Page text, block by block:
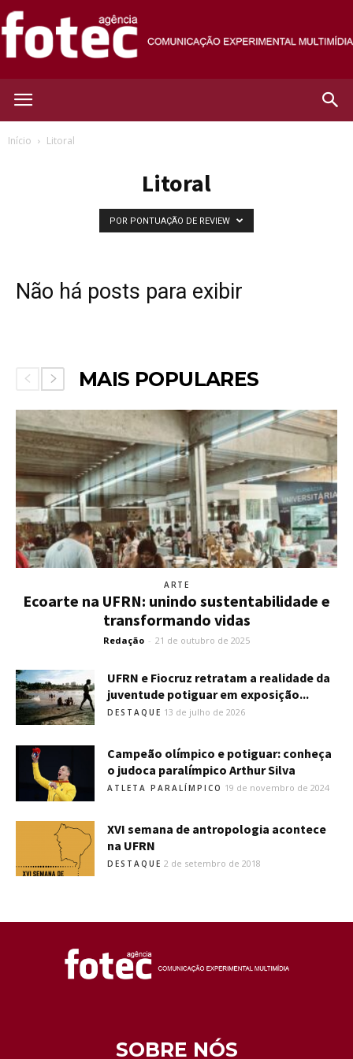
Fotec
Início Litoral
Litoral
POR PONTUAÇÃO DE REVIEW
Não há posts para exibir
MAIS POPULARES
ARTE
Ecoarte na UFRN: unindo sustentabilidade e
transformando vidas
Redação - 21 de outubro de 2025
UFRN e Fiocruz retratam a realidade da
juventude potiguar em exposição...
DESTAQUE 13 de julho de 2026
Campeão olímpico e potiguar: conheça
o judoca paralímpico Arthur Silva
ATLETA PARALÍMPICO 19 de novembro de 2024
XVI semana de antropologia acontece
na UFRN
DESTAQUE 2 de setembro de 2018
SOBRE NÓS